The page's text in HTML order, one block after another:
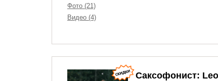
Фото (21)
Видео (4)
Саксофонист: